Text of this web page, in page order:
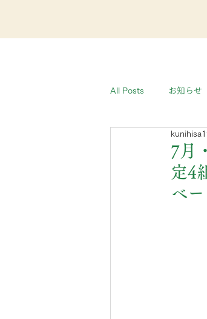
All Posts お知らせ
7月
定4
ベ